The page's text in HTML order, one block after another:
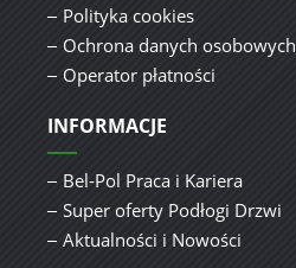
Polityka cookies
Ochrona danych osobowych
Operator płatności
INFORMACJE
Bel-Pol Praca i Kariera
Super oferty Podłogi Drzwi
Aktualności i Nowości